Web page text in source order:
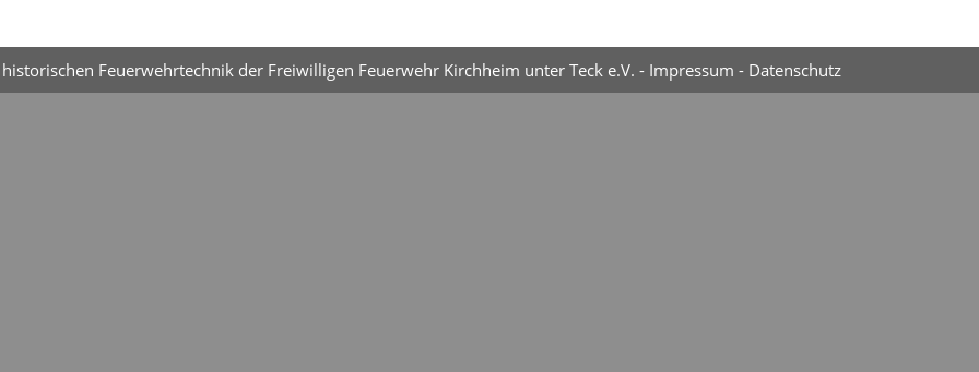
Feuerwehrtechnik der Freiwilligen Feuerwehr Kirchheim unter Teck e.V. - Impressum - Datenschutz